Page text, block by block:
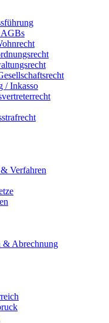
AGBs
/ Inkasso
Verfahren
& Abrechnung